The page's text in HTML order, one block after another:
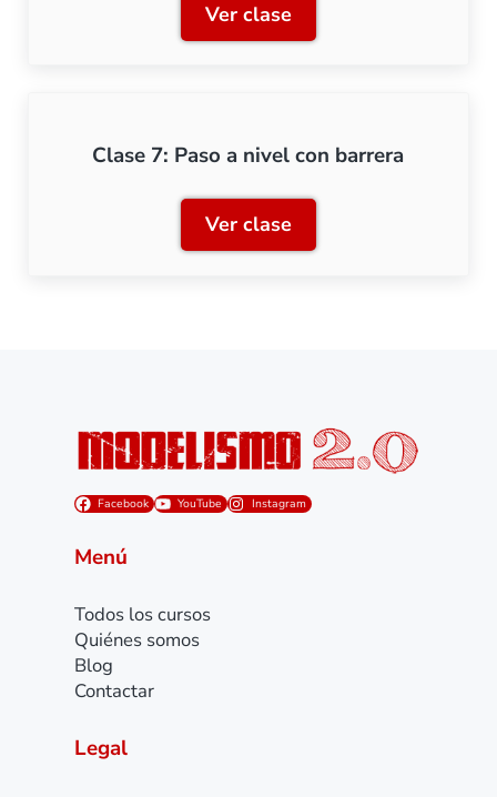
Ver claseClase 6: Paso a nivel con
Clase 7: Paso a nivel con barrera
Ver claseClase 7: Paso a nivel con
Facebook YouTube Instagram
Menú
Todos los cursos
Quiénes somos
Blog
Contactar
Legal